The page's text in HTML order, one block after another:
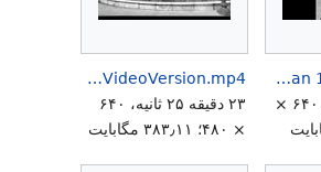
Assassination Prime Mansour 1 Bahman 1343 V2a.mp4
۵ دقیقه ۲۸ ثانیه، ۶۴۰ ×
AssassinationAttempt21Farvardin1344 Grayli VideoVersion.mp4
۲۳ دقیقه ۲۵ ثانیه، ۶۴۰
× ۴۸۰؛ ۳۸۳٫۱۱ مگابایت